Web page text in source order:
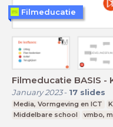
Filmeducatie BASIS -
January 2023- 17 slides
Media, Vormgeving en ICT
Middelbare school
vmbo,
Filmeducatie